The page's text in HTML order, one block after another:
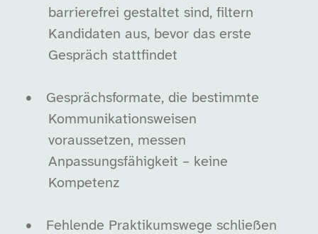
barrierefrei gestaltet sind, filtern
Kandidaten aus, bevor das erste
Gespräch stattfindet
•
Gesprächsformate, die bestimmte
Kommunikationsweisen
voraussetzen, messen
Anpassungsfähigkeit – keine
Kompetenz
•
Fehlende Praktikumswege schließen